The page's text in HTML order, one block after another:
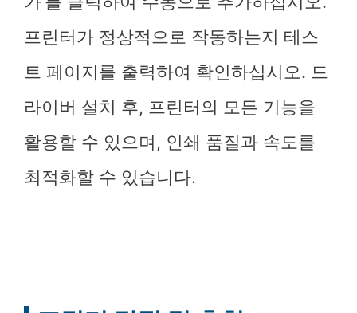
프린터가 정상적으로 작동하는지 테스
트 페이지를 출력하여 확인하십시오. 드
라이버 설치 후, 프린터의 모든 기능을
활용할 수 있으며, 인쇄 품질과 속도를
최적화할 수 있습니다.